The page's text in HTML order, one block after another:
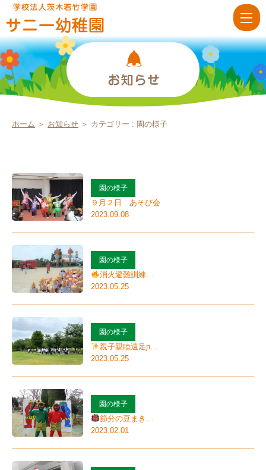
せ
カ
テ
ゴ
の
学
茨
木
竹
園
ホーム ＞ お知らせ ＞ カテゴリー : 園の様子
園の様子
９月２日 あそび会
2023.09.08
園の様子
消火避難訓練…
2023.05.25
園の様子
親子親睦遠足ɲ…
2023.05.25
園の様子
節分の豆まき…
2023.02.01